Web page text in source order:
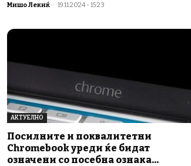
Мишо Лекиќ - 19.11.2024 - 15:23
АКТУЕЛНО
Посилните и поквалитетни
Chromebook уреди ќе бидат
означени со посебна ознака...